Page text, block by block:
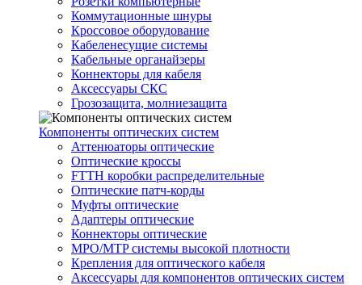
Коммутационные шнуры
Кроссовое оборудование
Кабеленесущие системы
Кабельные органайзеры
Коннекторы для кабеля
Аксессуары СКС
Грозозащита, молниезащита
Компоненты оптических систем
Аттенюаторы оптические
Оптические кроссы
FTTH коробки распределительные
Оптические патч-корды
Муфты оптические
Адаптеры оптические
Коннекторы оптические
MPO/MTP системы высокой плотности
Крепления для оптического кабеля
Аксессуары для компонентов оптических систем